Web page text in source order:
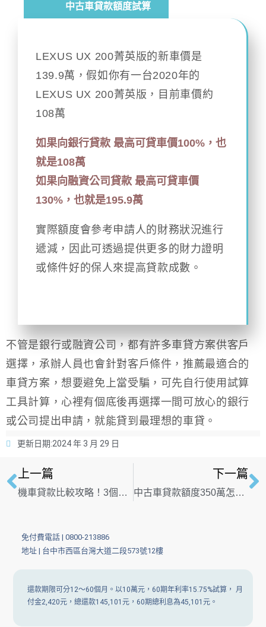
中古車貸款額度試算
LEXUS UX 200菁英版的新車價是
139.9萬，假如你有一台2020年的
LEXUS UX 200菁英版，目前車價約
108萬
如果向銀行貸款 最高可貸車價100%，也
就是108萬
如果向融資公司貸款 最高可貸車價
130%，也就是195.9萬
實際額度會參考申請人的財務狀況進行
遞減，因此可透過提供更多的財力證明
或條件好的保人來提高貸款成數。
不管是銀行或融資公司，都有許多車貸方案供客戶
選擇，承辦人員也會針對客戶條件，推薦最適合的
車貸方案，想要避免上當受騙，可先自行使用試算
工具計算，心裡有個底後再選擇一間可放心的銀行
或公司提出申請，就能貸到最理想的車貸。
更新日期:2024 年 3 月 29 日
上一篇
機車貸款比較攻略！3個你一定要知道的機車管道挑選秘訣，省時省力最安心
下一篇
中古車貸款額度350萬怎麼申請？利率、條件及流程一次看懂
免付費電話 | 0800-213886
地址 | 台中市西區台灣大道二段573號12樓
還款期限可分12～60個月。以10萬元，60期年利率15.75%試算， 月
付金2,420元，總還款145,101元，60期總利息為45,101元。